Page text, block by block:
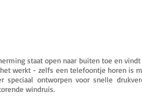
staat open naar buiten toe en
werkt - zelfs een telefoontje horen is
speciaal ontworpen voor snelle
windruis.